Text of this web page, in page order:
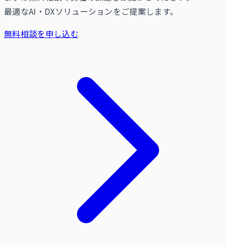
最適なAI・DXソリューションをご提案します。
無料相談を申し込む